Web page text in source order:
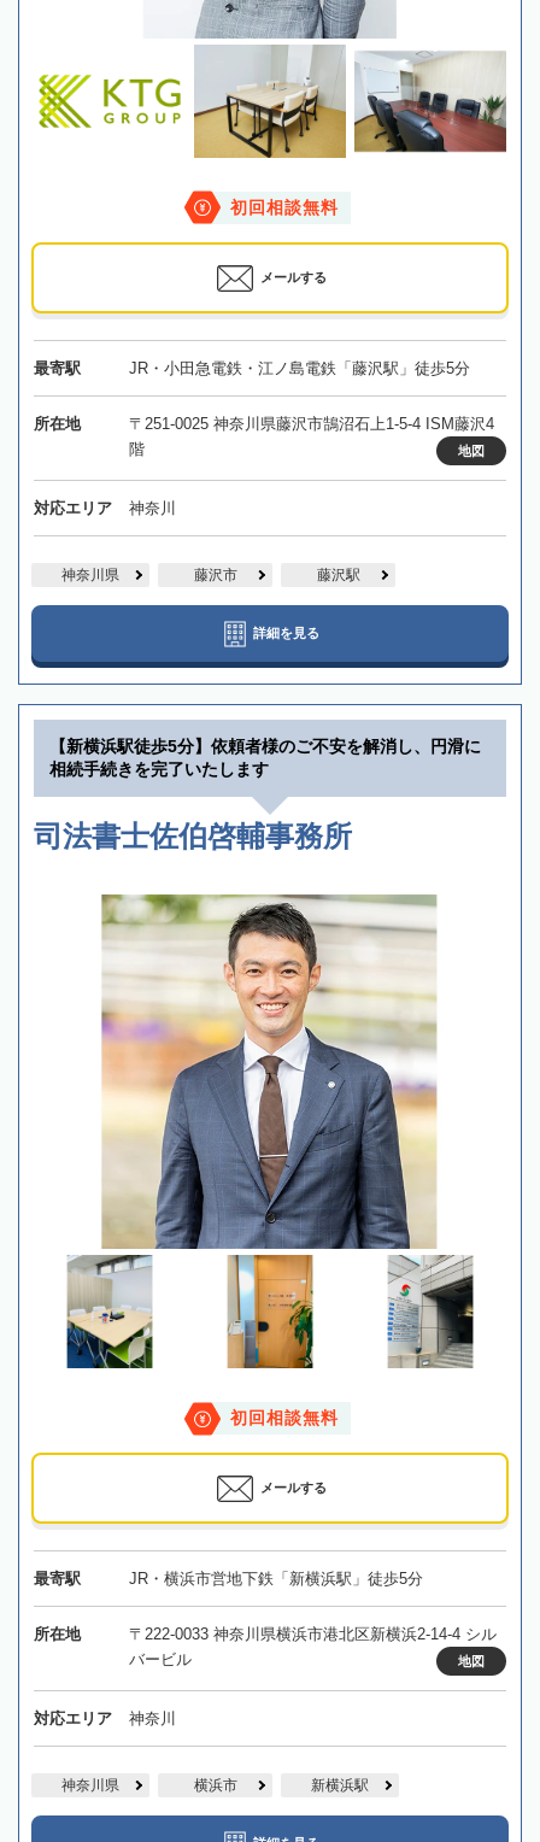
初回相談無料
メールする
最寄駅 JR・小田急電鉄・江ノ島電鉄「藤沢駅」徒歩5分
所在地
〒251-0025 神奈川県藤沢市鵠沼石上1-5-4 ISM藤沢4
階
地図
対応エリア 神奈川
神奈川県 藤沢市 藤沢駅
詳細を見る
【新横浜駅徒歩5分】依頼者様のご不安を解消し、円滑に
相続手続きを完了いたします
司法書士佐伯啓輔事務所
初回相談無料
メールする
最寄駅 JR・横浜市営地下鉄「新横浜駅」徒歩5分
所在地
〒222-0033 神奈川県横浜市港北区新横浜2-14-4 シル
バービル
地図
対応エリア 神奈川
神奈川県 横浜市 新横浜駅